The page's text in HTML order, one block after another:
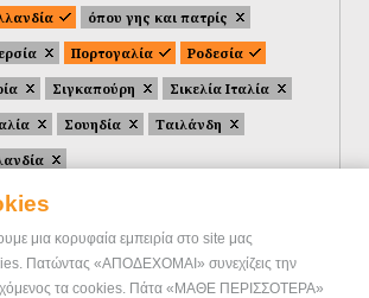
μια κορυφαία εμπειρία στο site μας
Πατώντας «ΑΠΟΔΕΧΟΜΑΙ» συνεχίζεις την
τα cookies. Πάτα «ΜΑΘΕ ΠΕΡΙΣΣΟΤΕΡΑ»
όπου γης και πατρίς
Πορτογαλία
Ροδεσία
Σιγκαπούρη
Σικελία Ιταλία
Σουηδία
Ταιλάνδη